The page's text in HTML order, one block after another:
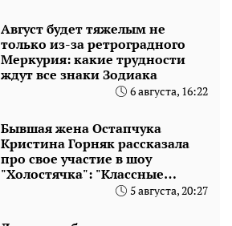
Август будет тяжелым не
только из-за ретроградного
Меркурия: какие трудности
ждут все знаки Зодиака
6 августа, 16:22
Бывшая жена Остапчука
Кристина Горняк рассказала
про свое участие в шоу
"Холостячка": "Классные
ребята на фронте" 5 августа, 20:27